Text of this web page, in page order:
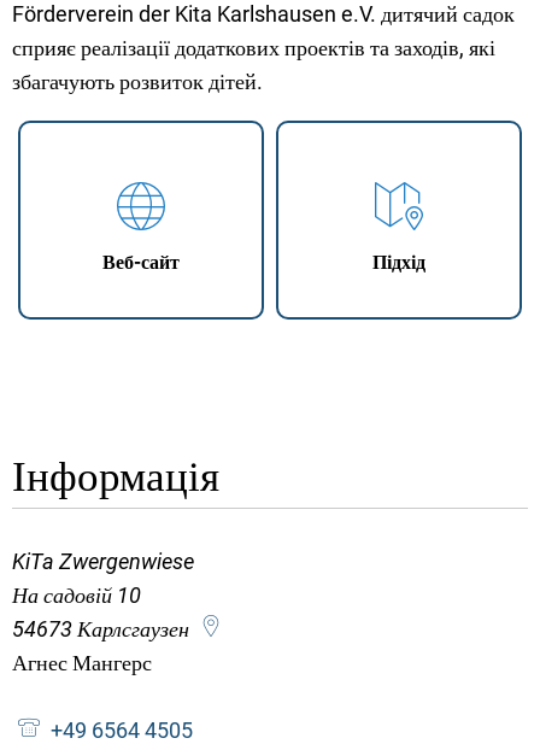
Förderverein der Kita Karlshausen e.V. дитячий садок
сприяє реалізації додаткових проектів та заходів, які
збагачують розвиток дітей.
Веб-сайт Підхід
Інформація
KiTa Zwergenwiese
На садовій 10
54673 Карлсгаузен
Агнес Мангерс
+49 6564 4505